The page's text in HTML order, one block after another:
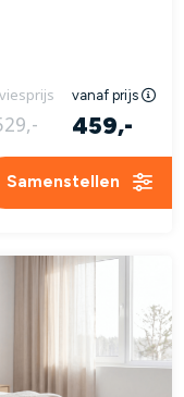
vanaf prijs
459,-
Samenstellen